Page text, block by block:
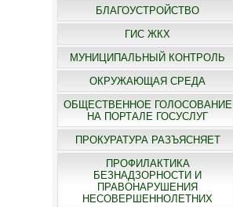
БЛАГОУСТРОЙСТВО
ГИС ЖКХ
МУНИЦИПАЛЬНЫЙ КОНТРОЛЬ
ОКРУЖАЮЩАЯ СРЕДА
ОБЩЕСТВЕННОЕ ГОЛОСОВАНИЕ
НА ПОРТАЛЕ ГОСУСЛУГ
ПРОКУРАТУРА РАЗЪЯСНЯЕТ
ПРОФИЛАКТИКА
БЕЗНАДЗОРНОСТИ И
ПРАВОНАРУШЕНИЯ
НЕСОВЕРШЕННОЛЕТНИХ